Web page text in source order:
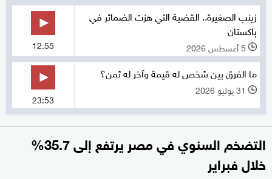
زينب الصغيرة.. القضية التي هزت الضمائر في
باكستان
l 5 أغسطس 2026 12:55
ما الفرق بين شخص له قيمة وآخر له ثمن؟
l 31 يوليو 2026
23:53
التضخم السنوي في مصر يرتفع إلى 35.7%
خلال فبراير